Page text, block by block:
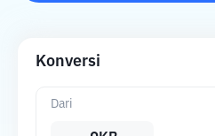
Konversi
Dari